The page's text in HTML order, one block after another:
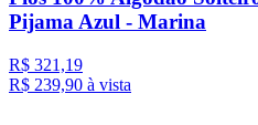
Pijama Azul - Marina
R$ 321,19
R$ 239,90 à vista